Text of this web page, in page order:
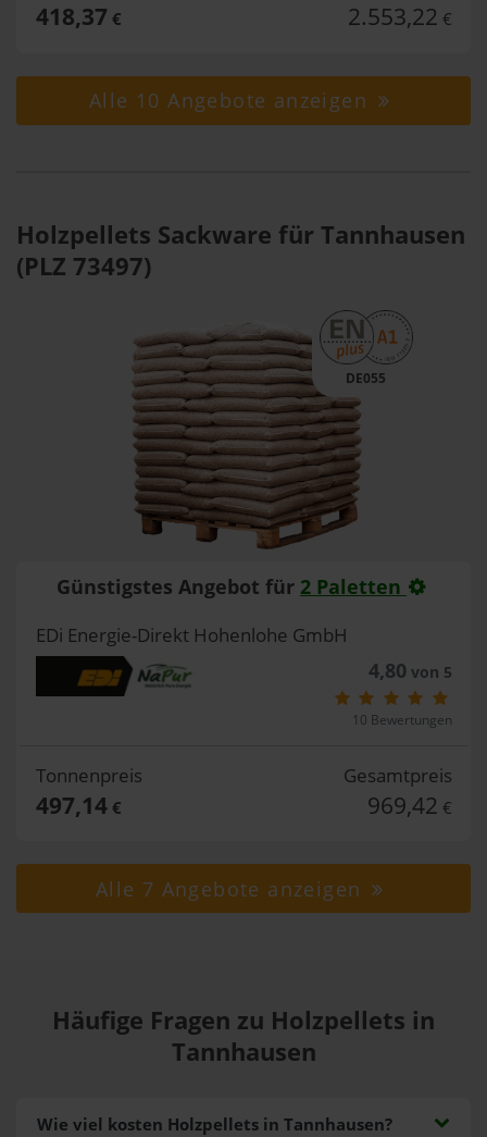
418,37 € 2.553,22 €
Alle 10 Angebote anzeigen
Holzpellets Sackware für Tannhausen
(PLZ 73497)
DE055
Günstigstes Angebot für 2 Paletten
EDi Energie-Direkt Hohenlohe GmbH
4,80 von 5
10 Bewertungen
Tonnenpreis
497,14€
Gesamtpreis
969,42 €
Alle 7 Angebote anzeigen
Häufige Fragen zu Holzpellets in
Tannhausen
Wie viel kosten Holzpellets in Tannhausen?